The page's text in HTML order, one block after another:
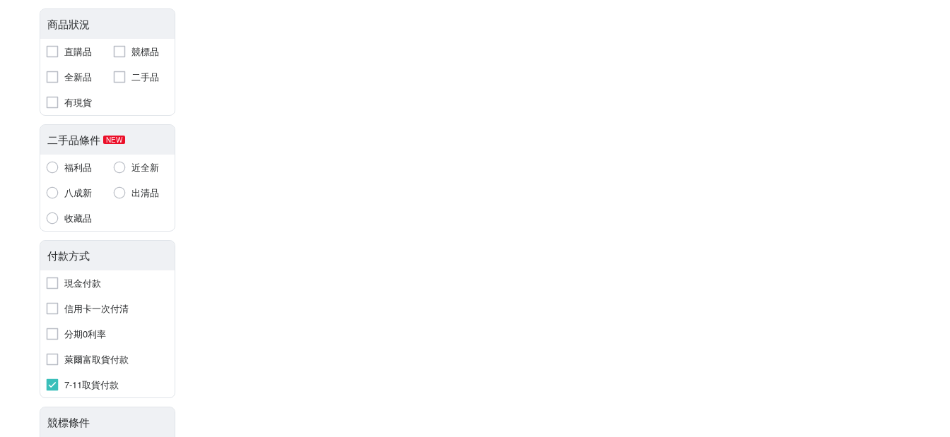
商品狀況
直購品
競標品
全新品
二手品
有現貨
二手品條件 NEW
福利品
近全新
八成新
出清品
收藏品
付款方式
現金付款
信用卡一次付清
分期0利率
萊爾富取貨付款
7-11取貨付款
競標條件